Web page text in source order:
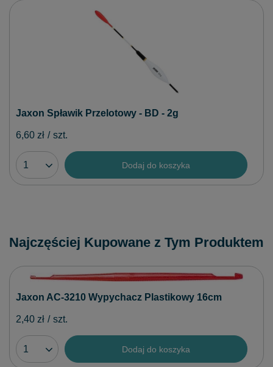
Jaxon Spławik Przelotowy - BD - 2g
6,60 zł / szt.
Dodaj do koszyka
Najczęściej Kupowane z Tym Produktem
Jaxon AC-3210 Wypychacz Plastikowy 16cm
2,40 zł / szt.
Dodaj do koszyka